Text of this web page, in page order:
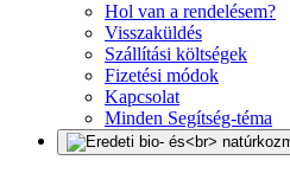
Hol van a rendelésem?
Visszaküldés
Szállítási költségek
Fizetési módok
Kapcsolat
Minden Segítség-téma